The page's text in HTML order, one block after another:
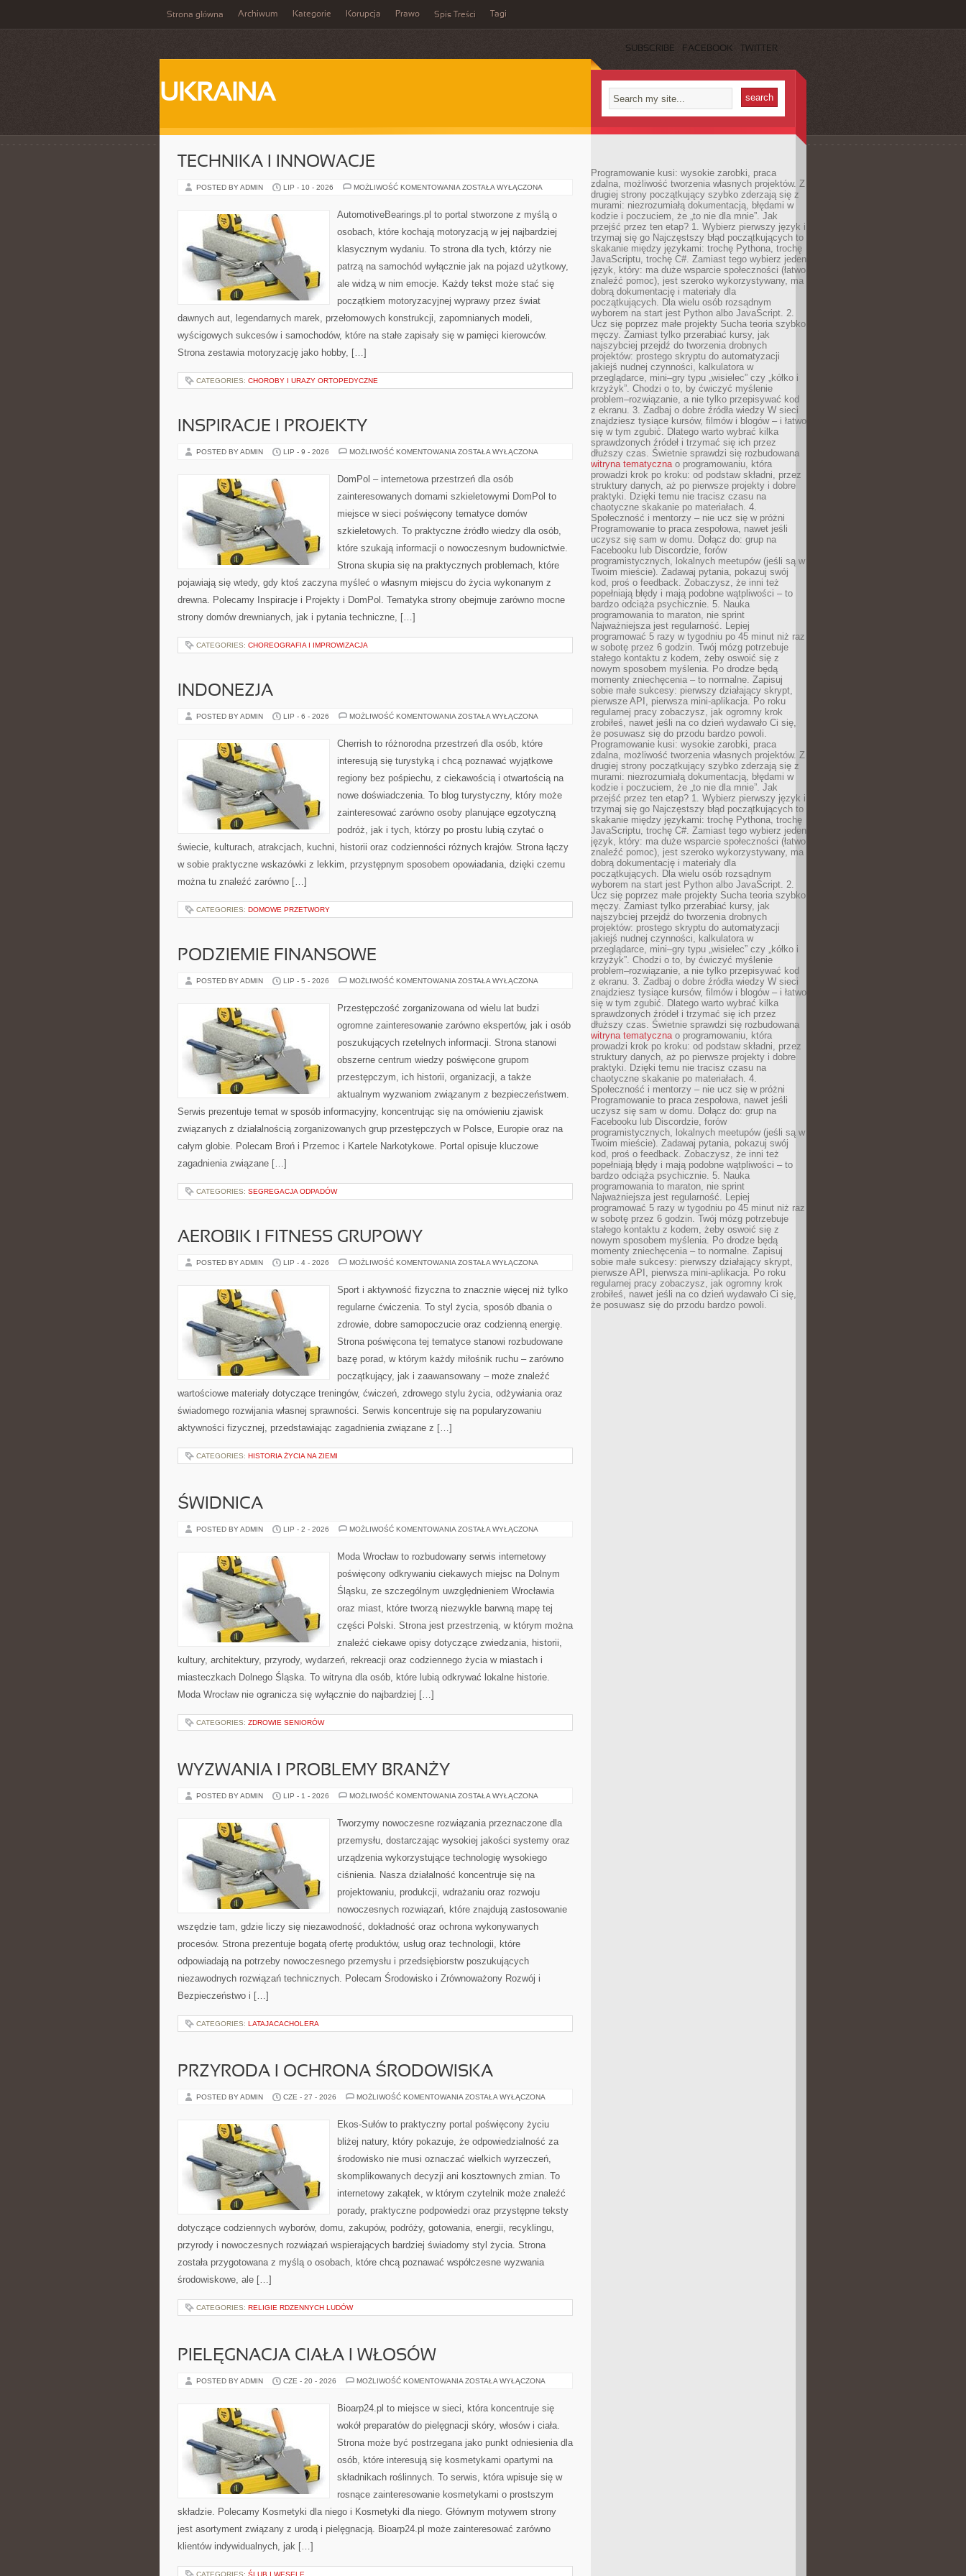
Strona główna Archiwum Kategorie Korupcja Prawo Spis Treści Tagi
SUBSCRIBE FACEBOOK TWITTER
UKRAINA
TECHNIKA I INNOWACJE
POSTED BY ADMIN LIP - 10 - 2026 MOŻLIWOŚĆ KOMENTOWANIA TECHNIKA
ZOSTAŁA WYŁĄCZONA
AutomotiveBearings.pl to portal stworzone z myślą o
osobach, które kochają motoryzacją w jej najbardziej
klasycznym wydaniu. To strona dla tych, którzy nie
patrzą na samochód wyłącznie jak na pojazd użytkowy,
ale widzą w nim emocje. Każdy tekst może stać się
początkiem motoryzacyjnej wyprawy przez świat
dawnych aut, legendarnych marek, przełomowych konstrukcji, zapomnianych modeli,
wyścigowych sukcesów i samochodów, które na stałe zapisały się w pamięci kierowców.
Strona zestawia motoryzację jako hobby, […]
CATEGORIES: CHOROBY I URAZY ORTOPEDYCZNE
INSPIRACJE I PROJEKTY
POSTED BY ADMIN LIP - 9 - 2026 MOŻLIWOŚĆ KOMENTOWANIA INSPIRACJE
ZOSTAŁA WYŁĄCZONA
DomPol – internetowa przestrzeń dla osób
zainteresowanych domami szkieletowymi DomPol to
miejsce w sieci poświęcony tematyce domów
szkieletowych. To praktyczne źródło wiedzy dla osób,
które szukają informacji o nowoczesnym budownictwie.
Strona skupia się na praktycznych problemach, które
pojawiają się wtedy, gdy ktoś zaczyna myśleć o własnym miejscu do życia wykonanym z
drewna. Polecamy Inspiracje i Projekty i DomPol. Tematyka strony obejmuje zarówno mocne
strony domów drewnianych, jak i pytania techniczne, […]
CATEGORIES: CHOREOGRAFIA I IMPROWIZACJA
INDONEZJA
POSTED BY ADMIN LIP - 6 - 2026 MOŻLIWOŚĆ KOMENTOWANIA INDONEZJA
ZOSTAŁA WYŁĄCZONA
Cherrish to różnorodna przestrzeń dla osób, które
interesują się turystyką i chcą poznawać wyjątkowe
regiony bez pośpiechu, z ciekawością i otwartością na
nowe doświadczenia. To blog turystyczny, który może
zainteresować zarówno osoby planujące egzotyczną
podróż, jak i tych, którzy po prostu lubią czytać o
świecie, kulturach, atrakcjach, kuchni, historii oraz codzienności różnych krajów. Strona łączy
w sobie praktyczne wskazówki z lekkim, przystępnym sposobem opowiadania, dzięki czemu
można tu znaleźć zarówno […]
CATEGORIES: DOMOWE PRZETWORY
PODZIEMIE FINANSOWE
POSTED BY ADMIN LIP - 5 - 2026 MOŻLIWOŚĆ KOMENTOWANIA PODZIEMIE
ZOSTAŁA WYŁĄCZONA
Przestępczość zorganizowana od wielu lat budzi
ogromne zainteresowanie zarówno ekspertów, jak i osób
poszukujących rzetelnych informacji. Strona stanowi
obszerne centrum wiedzy poświęcone grupom
przestępczym, ich historii, organizacji, a także
aktualnym wyzwaniom związanym z bezpieczeństwem.
Serwis prezentuje temat w sposób informacyjny, koncentrując się na omówieniu zjawisk
związanych z działalnością zorganizowanych grup przestępczych w Polsce, Europie oraz na
całym globie. Polecam Broń i Przemoc i Kartele Narkotykowe. Portal opisuje kluczowe
zagadnienia związane […]
CATEGORIES: SEGREGACJA ODPADÓW
AEROBIK I FITNESS GRUPOWY
POSTED BY ADMIN LIP - 4 - 2026 MOŻLIWOŚĆ KOMENTOWANIA AEROBIK
GRUPOWY
ZOSTAŁA WYŁĄCZONA
Sport i aktywność fizyczna to znacznie więcej niż tylko
regularne ćwiczenia. To styl życia, sposób dbania o
zdrowie, dobre samopoczucie oraz codzienną energię.
Strona poświęcona tej tematyce stanowi rozbudowane
bazę porad, w którym każdy miłośnik ruchu – zarówno
początkujący, jak i zaawansowany – może znaleźć
wartościowe materiały dotyczące treningów, ćwiczeń, zdrowego stylu życia, odżywiania oraz
świadomego rozwijania własnej sprawności. Serwis koncentruje się na popularyzowaniu
aktywności fizycznej, przedstawiając zagadnienia związane z […]
CATEGORIES: HISTORIA ŻYCIA NA ZIEMI
ŚWIDNICA
POSTED BY ADMIN LIP - 2 - 2026 MOŻLIWOŚĆ KOMENTOWANIA ŚWIDNICA
ZOSTAŁA WYŁĄCZONA
Moda Wrocław to rozbudowany serwis internetowy
poświęcony odkrywaniu ciekawych miejsc na Dolnym
Śląsku, ze szczególnym uwzględnieniem Wrocławia
oraz miast, które tworzą niezwykle barwną mapę tej
części Polski. Strona jest przestrzenią, w którym można
znaleźć ciekawe opisy dotyczące zwiedzania, historii,
kultury, architektury, przyrody, wydarzeń, rekreacji oraz codziennego życia w miastach i
miasteczkach Dolnego Śląska. To witryna dla osób, które lubią odkrywać lokalne historie.
Moda Wrocław nie ogranicza się wyłącznie do najbardziej […]
CATEGORIES: ZDROWIE SENIORÓW
WYZWANIA I PROBLEMY BRANŻY
POSTED BY ADMIN LIP - 1 - 2026 MOŻLIWOŚĆ KOMENTOWANIA WYZWANIA
BRANŻY
ZOSTAŁA WYŁĄCZONA
Tworzymy nowoczesne rozwiązania przeznaczone dla
przemysłu, dostarczając wysokiej jakości systemy oraz
urządzenia wykorzystujące technologię wysokiego
ciśnienia. Nasza działalność koncentruje się na
projektowaniu, produkcji, wdrażaniu oraz rozwoju
nowoczesnych rozwiązań, które znajdują zastosowanie
wszędzie tam, gdzie liczy się niezawodność, dokładność oraz ochrona wykonywanych
procesów. Strona prezentuje bogatą ofertę produktów, usług oraz technologii, które
odpowiadają na potrzeby nowoczesnego przemysłu i przedsiębiorstw poszukujących
niezawodnych rozwiązań technicznych. Polecam Środowisko i Zrównoważony Rozwój i
Bezpieczeństwo i […]
CATEGORIES: LATAJACACHOLERA
PRZYRODA I OCHRONA ŚRODOWISKA
POSTED BY ADMIN CZE - 27 - 2026 MOŻLIWOŚĆ KOMENTOWANIA PRZYRODA
ŚRODOWISKA
ZOSTAŁA WYŁĄCZONA
Ekos-Sułów to praktyczny portal poświęcony życiu
bliżej natury, który pokazuje, że odpowiedzialność za
środowisko nie musi oznaczać wielkich wyrzeczeń,
skomplikowanych decyzji ani kosztownych zmian. To
internetowy zakątek, w którym czytelnik może znaleźć
porady, praktyczne podpowiedzi oraz przystępne teksty
dotyczące codziennych wyborów, domu, zakupów, podróży, gotowania, energii, recyklingu,
przyrody i nowoczesnych rozwiązań wspierających bardziej świadomy styl życia. Strona
została przygotowana z myślą o osobach, które chcą poznawać współczesne wyzwania
środowiskowe, ale […]
CATEGORIES: RELIGIE RDZENNYCH LUDÓW
PIELĘGNACJA CIAŁA I WŁOSÓW
POSTED BY ADMIN CZE - 20 - 2026 MOŻLIWOŚĆ KOMENTOWANIA PIELĘGNACJA
WŁOSÓW
ZOSTAŁA WYŁĄCZONA
Bioarp24.pl to miejsce w sieci, która koncentruje się
wokół preparatów do pielęgnacji skóry, włosów i ciała.
Strona może być postrzegana jako punkt odniesienia dla
osób, które interesują się kosmetykami opartymi na
składnikach roślinnych. To serwis, która wpisuje się w
rosnące zainteresowanie kosmetykami o prostszym
składzie. Polecamy Kosmetyki dla niego i Kosmetyki dla niego. Głównym motywem strony
jest asortyment związany z urodą i pielęgnacją. Bioarp24.pl może zainteresować zarówno
klientów indywidualnych, jak […]
CATEGORIES: ŚLUB I WESELE
Programowanie kusi: wysokie zarobki, praca
zdalna, możliwość tworzenia własnych projektów. Z
drugiej strony początkujący szybko zderzają się z
murami: niezrozumiałą dokumentacją, błędami w
kodzie i poczuciem, że „to nie dla mnie”. Jak
przejść przez ten etap? 1. Wybierz pierwszy język i
trzymaj się go Najczęstszy błąd początkujących to
skakanie między językami: trochę Pythona, trochę
JavaScriptu, trochę C#. Zamiast tego wybierz jeden
język, który: ma duże wsparcie społeczności (łatwo
znaleźć pomoc), jest szeroko wykorzystywany, ma
dobrą dokumentację i materiały dla
początkujących. Dla wielu osób rozsądnym
wyborem na start jest Python albo JavaScript. 2.
Ucz się poprzez małe projekty Sucha teoria szybko
męczy. Zamiast tylko przerabiać kursy, jak
najszybciej przejdź do tworzenia drobnych
projektów: prostego skryptu do automatyzacji
jakiejś nudnej czynności, kalkulatora w
przeglądarce, mini–gry typu „wisielec” czy „kółko i
krzyżyk”. Chodzi o to, by ćwiczyć myślenie
problem–rozwiązanie, a nie tylko przepisywać kod
z ekranu. 3. Zadbaj o dobre źródła wiedzy W sieci
znajdziesz tysiące kursów, filmów i blogów – i łatwo
się w tym zgubić. Dlatego warto wybrać kilka
sprawdzonych źródeł i trzymać się ich przez
dłuższy czas. Świetnie sprawdzi się rozbudowana
witryna tematycznao programowaniu, która
prowadzi krok po kroku: od podstaw składni, przez
struktury danych, aż po pierwsze projekty i dobre
praktyki. Dzięki temu nie tracisz czasu na
chaotyczne skakanie po materiałach. 4.
Społeczność i mentorzy – nie ucz się w próżni
Programowanie to praca zespołowa, nawet jeśli
uczysz się sam w domu. Dołącz do: grup na
Facebooku lub Discordzie, forów
programistycznych, lokalnych meetupów (jeśli są w
Twoim mieście). Zadawaj pytania, pokazuj swój
kod, proś o feedback. Zobaczysz, że inni też
popełniają błędy i mają podobne wątpliwości – to
bardzo odciąża psychicznie. 5. Nauka
programowania to maraton, nie sprint
Najważniejsza jest regularność. Lepiej
programować 5 razy w tygodniu po 45 minut niż raz
w sobotę przez 6 godzin. Twój mózg potrzebuje
stałego kontaktu z kodem, żeby oswoić się z
nowym sposobem myślenia. Po drodze będą
momenty zniechęcenia – to normalne. Zapisuj
sobie małe sukcesy: pierwszy działający skrypt,
pierwsze API, pierwsza mini-aplikacja. Po roku
regularnej pracy zobaczysz, jak ogromny krok
zrobiłeś, nawet jeśli na co dzień wydawało Ci się,
że posuwasz się do przodu bardzo powoli.
Programowanie kusi: wysokie zarobki, praca
zdalna, możliwość tworzenia własnych projektów. Z
drugiej strony początkujący szybko zderzają się z
murami: niezrozumiałą dokumentacją, błędami w
kodzie i poczuciem, że „to nie dla mnie”. Jak
przejść przez ten etap? 1. Wybierz pierwszy język i
trzymaj się go Najczęstszy błąd początkujących to
skakanie między językami: trochę Pythona, trochę
JavaScriptu, trochę C#. Zamiast tego wybierz jeden
język, który: ma duże wsparcie społeczności (łatwo
znaleźć pomoc), jest szeroko wykorzystywany, ma
dobrą dokumentację i materiały dla
początkujących. Dla wielu osób rozsądnym
wyborem na start jest Python albo JavaScript. 2.
Ucz się poprzez małe projekty Sucha teoria szybko
męczy. Zamiast tylko przerabiać kursy, jak
najszybciej przejdź do tworzenia drobnych
projektów: prostego skryptu do automatyzacji
jakiejś nudnej czynności, kalkulatora w
przeglądarce, mini–gry typu „wisielec” czy „kółko i
krzyżyk”. Chodzi o to, by ćwiczyć myślenie
problem–rozwiązanie, a nie tylko przepisywać kod
z ekranu. 3. Zadbaj o dobre źródła wiedzy W sieci
znajdziesz tysiące kursów, filmów i blogów – i łatwo
się w tym zgubić. Dlatego warto wybrać kilka
sprawdzonych źródeł i trzymać się ich przez
dłuższy czas. Świetnie sprawdzi się rozbudowana
witryna tematycznao programowaniu, która
prowadzi krok po kroku: od podstaw składni, przez
struktury danych, aż po pierwsze projekty i dobre
praktyki. Dzięki temu nie tracisz czasu na
chaotyczne skakanie po materiałach. 4.
Społeczność i mentorzy – nie ucz się w próżni
Programowanie to praca zespołowa, nawet jeśli
uczysz się sam w domu. Dołącz do: grup na
Facebooku lub Discordzie, forów
programistycznych, lokalnych meetupów (jeśli są w
Twoim mieście). Zadawaj pytania, pokazuj swój
kod, proś o feedback. Zobaczysz, że inni też
popełniają błędy i mają podobne wątpliwości – to
bardzo odciąża psychicznie. 5. Nauka
programowania to maraton, nie sprint
Najważniejsza jest regularność. Lepiej
programować 5 razy w tygodniu po 45 minut niż raz
w sobotę przez 6 godzin. Twój mózg potrzebuje
stałego kontaktu z kodem, żeby oswoić się z
nowym sposobem myślenia. Po drodze będą
momenty zniechęcenia – to normalne. Zapisuj
sobie małe sukcesy: pierwszy działający skrypt,
pierwsze API, pierwsza mini-aplikacja. Po roku
regularnej pracy zobaczysz, jak ogromny krok
zrobiłeś, nawet jeśli na co dzień wydawało Ci się,
że posuwasz się do przodu bardzo powoli.